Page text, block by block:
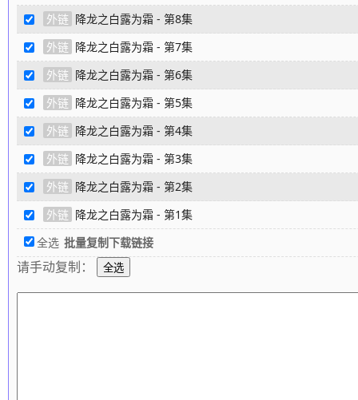
外链 降龙之白露为霜 - 第8集
外链 降龙之白露为霜 - 第7集
外链 降龙之白露为霜 - 第6集
外链 降龙之白露为霜 - 第5集
外链 降龙之白露为霜 - 第4集
外链 降龙之白露为霜 - 第3集
外链 降龙之白露为霜 - 第2集
外链 降龙之白露为霜 - 第1集
全选 批量复制下载链接
请手动复制：